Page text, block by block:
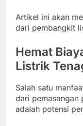
Artikel ini akan
dari pembangkit
Hemat
Listrik
Salah satu
dari pemasangan
adalah potensi